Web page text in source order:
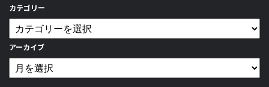
カテゴリー
アーカイブ